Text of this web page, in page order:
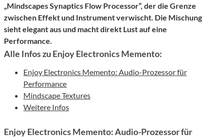
„Mindscapes Synaptics Flow Processor“, der die Grenze
zwischen Effekt und Instrument verwischt. Die Mischung
sieht elegant aus und macht direkt Lust auf eine
Performance.
Alle Infos zu Enjoy Electronics Memento:
Enjoy Electronics Memento: Audio-Prozessor für
Performance
Mindscape Textures
Weitere Infos
Enjoy Electronics Memento: Audio-Prozessor für